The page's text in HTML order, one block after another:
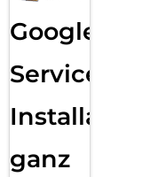
Google
Services
Installation
ganz